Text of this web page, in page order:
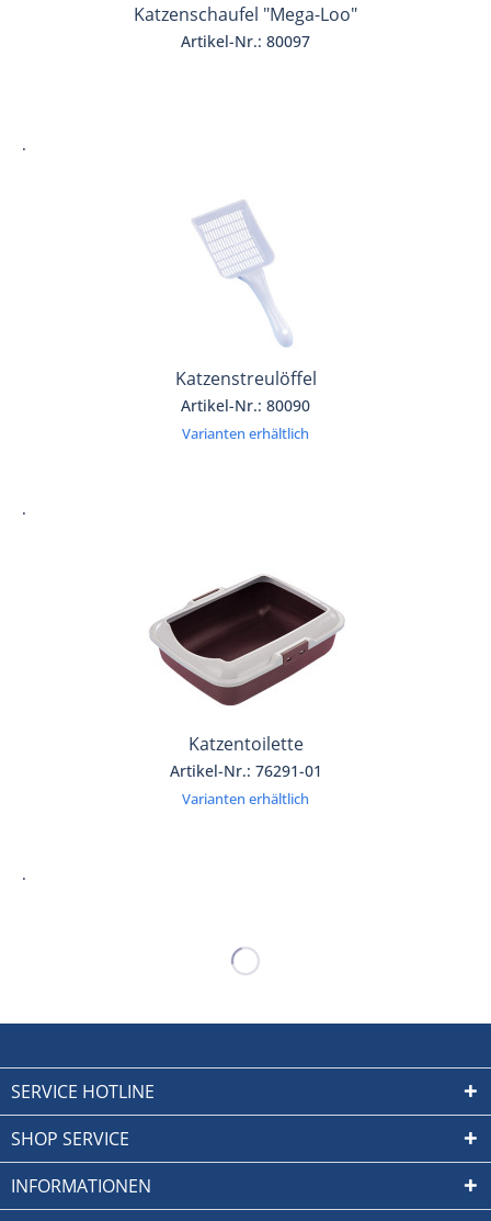
Katzenschaufel "Mega-Loo"
Artikel-Nr.: 80097
.
Katzenstreulöffel
Artikel-Nr.: 80090
Varianten erhältlich
.
Katzentoilette
Artikel-Nr.: 76291-01
Varianten erhältlich
.
SERVICE HOTLINE
SHOP SERVICE
INFORMATIONEN